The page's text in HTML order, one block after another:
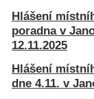
Hlášení
poradna v
12.11.2025
Hlášení
dne 4.11. v